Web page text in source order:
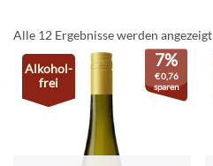
Alle 12 Ergebnisse werden angezeigt
Alkohol-
frei
7%
€0,76
sparen